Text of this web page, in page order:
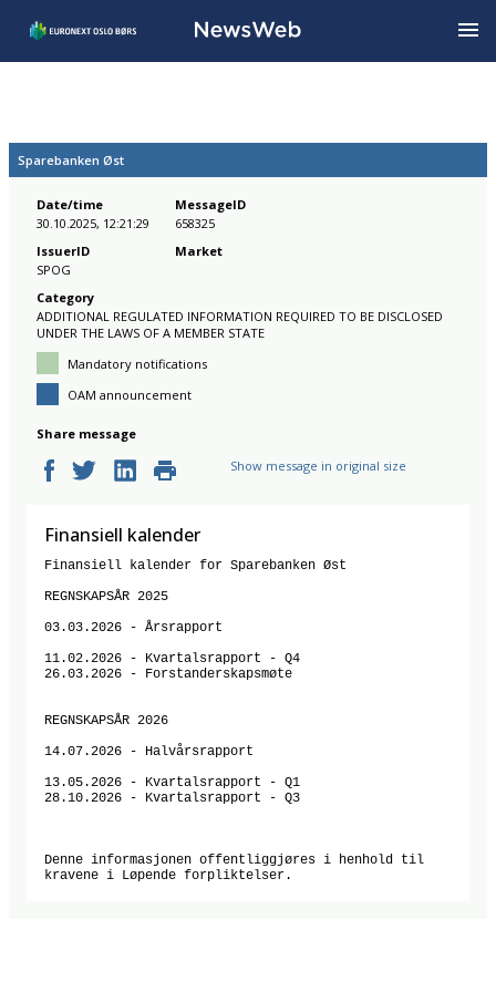
Sparebanken Øst
Date/time
30.10.2025, 12:21:29
MessageID
658325
IssuerID
SPOG
Market
Category
ADDITIONAL REGULATED INFORMATION REQUIRED TO BE DISCLOSED
UNDER THE LAWS OF A MEMBER STATE
Mandatory notifications
OAM announcement
Share message
Show message in original size
Finansiell kalender
Finansiell kalender for Sparebanken Øst
REGNSKAPSÅR 2025
03.03.2026 - Årsrapport
11.02.2026 - Kvartalsrapport - Q4
26.03.2026 - Forstanderskapsmøte
REGNSKAPSÅR 2026
14.07.2026 - Halvårsrapport
13.05.2026 - Kvartalsrapport - Q1
28.10.2026 - Kvartalsrapport - Q3
Denne informasjonen offentliggjøres i henhold til
kravene i Løpende forpliktelser.